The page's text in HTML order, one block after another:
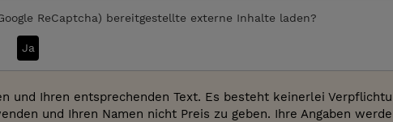
ReCaptcha) bereitgestellte externe Inhalte laden?
Ja
Ihren entsprechenden Text. Es besteht keinerlei
und Ihren Namen nicht Preis zu geben. Ihre Angaben